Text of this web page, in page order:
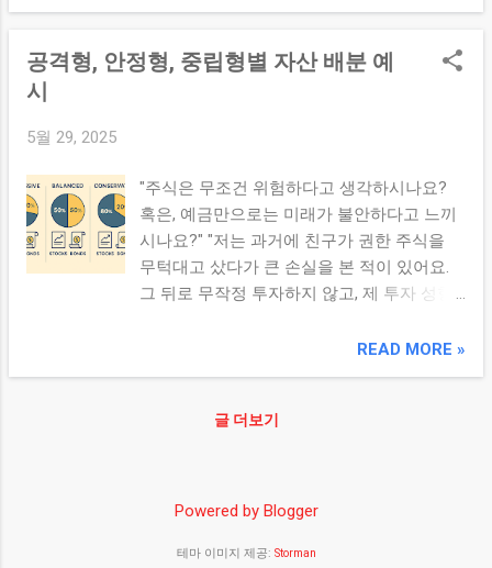
특징 적당한 위험 감수 장기 투자 지향 균형
장기 투자 가능 높은 위험 감수 가능 시장 하
80~90% 채권 5~15% 현금 5~10% 높은 성장
주식 50~70% 채권 20~40% 현금 10~20% 가
장 보편적인 투자 구조로 활용됩니다. 4. 안정
형 투자자란? 안정형 투자자는 원금 보전과
안정성을 우선시합니다. 특징 변동성 회피 안
정적 수익 선호 보수적 투자 성향 예시 자산
20~30% 시장 충격에 대한 방어력을 높이는
전략입니다. 5. 투자 성향별 ...
응 — 테마주 포함 리스크 허용도가 높아야 함
중심 테마주 / 트렌드 섹터 25 전기차, AI , 메
타버스 등 유망 테마 대형주 안정 성장주 15
안정성 확보 역할 현금 / 유동성 자산 10 조정
및 기회 대응용 여력 3. 성장주 / 테마주 선택
기준 매출, 이익 성장 추세가 강한 종목 중심
유망 트렌드와 맞닿은 기업 (친환경, AI, 2차
전지 등) 밸류에이션이 너무 과도하지 않은
지 확보 4. 리밸런싱 및 리스크 관리 정기 리
공격형, 안정형, 중립형별 자산 배분 예
시
5월 29, 2025
"주식은 무조건 위험하다고 생각하시나요?
혹은, 예금만으로는 미래가 불안하다고 느끼
시나요?" "저는 과거에 친구가 권한 주식을
무턱대고 샀다가 큰 손실을 본 적이 있어요.
그 뒤로 무작정 투자하지 않고, 제 투자 성향
"이번 글에서는 공격형, 안정형, 중립형 투자
자 의 자산 배분 예시를 실제 숫자로 설명드
략을 세울 수 있을 거예요."
READ MORE »
글 더보기
Powered by Blogger
테마 이미지 제공: Storman